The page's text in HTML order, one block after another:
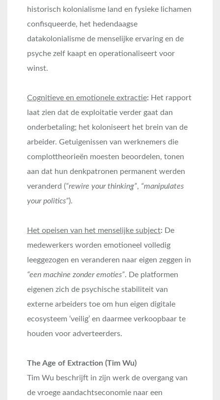
historisch kolonialisme land en fysieke lichamen
confisqueerde, het hedendaagse
datakolonialisme de menselijke ervaring en de
psyche zelf kaapt en operationaliseert voor
winst.
Cognitieve en emotionele extractie: Het rapport
laat zien dat de exploitatie verder gaat dan
onderbetaling; het koloniseert het brein van de
arbeider. Getuigenissen van werknemers die
complottheorieën moesten beoordelen, tonen
aan dat hun denkpatronen permanent werden
veranderd (“rewire your thinking”, “manipulates
your politics”).
Het opeisen van het menselijke subject: De
medewerkers worden emotioneel volledig
leeggezogen en veranderen naar eigen zeggen in
“een machine zonder emoties”. De platformen
eigenen zich de psychische stabiliteit van
externe arbeiders toe om hun eigen digitale
ecosysteem ‘veilig’ en daarmee verkoopbaar te
houden voor adverteerders.
The Age of Extraction (Tim Wu)
Tim Wu beschrijft in zijn werk de overgang van
de vroege aandachtseconomie naar een